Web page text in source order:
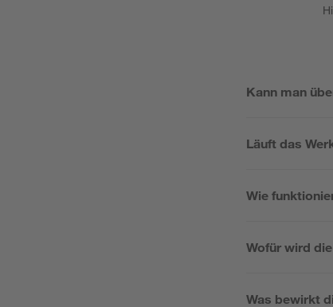
Kann man
Läuft das
Wie
Wofür wird
Was bewirkt